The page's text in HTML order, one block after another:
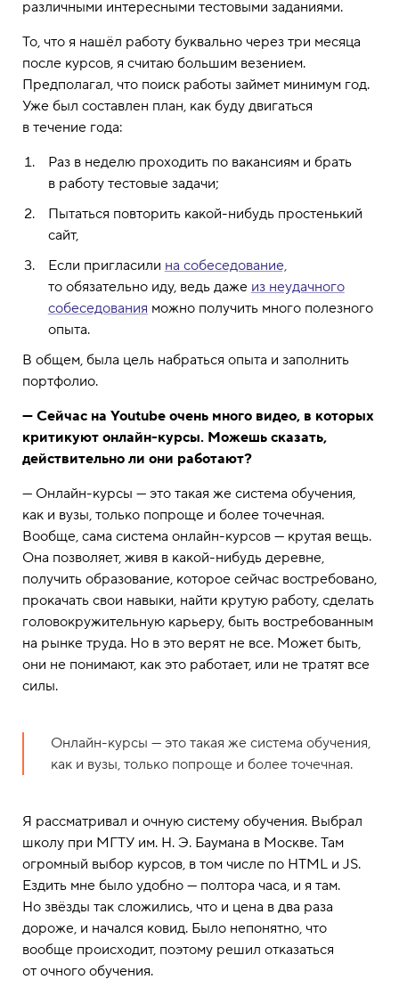
различными интересными тестовыми заданиями.
То, что я нашёл работу буквально через три месяца
после курсов, я считаю большим везением.
Предполагал, что поиск работы займет минимум год.
Уже был составлен план, как буду двигаться
в течение года:
Раз в неделю проходить по вакансиям и брать
в работу тестовые задачи;
Пытаться повторить какой-нибудь простенький
сайт,
Если пригласили на собеседование,
то обязательно иду, ведь даже из неудачного
собеседования можно получить много полезного
опыта.
В общем, была цель набраться опыта и заполнить
портфолио.
— Сейчас на Youtube очень много видео, в которых
критикуют онлайн-курсы. Можешь сказать,
действительно ли они работают?
— Онлайн-курсы — это такая же система обучения,
как и вузы, только попроще и более точечная.
Вообще, сама система онлайн-курсов — крутая вещь.
Она позволяет, живя в какой-нибудь деревне,
получить образование, которое сейчас востребовано,
прокачать свои навыки, найти крутую работу, сделать
головокружительную карьеру, быть востребованным
на рынке труда. Но в это верят не все. Может быть,
они не понимают, как это работает, или не тратят все
силы.
Онлайн-курсы — это такая же система обучения,
как и вузы, только попроще и более точечная.
Я рассматривал и очную систему обучения. Выбрал
школу при МГТУ им. Н. Э. Баумана в Москве. Там
огромный выбор курсов, в том числе по HTML и JS.
Ездить мне было удобно — полтора часа, и я там.
Но звёзды так сложились, что и цена в два раза
дороже, и начался ковид. Было непонятно, что
вообще происходит, поэтому решил отказаться
от очного обучения.